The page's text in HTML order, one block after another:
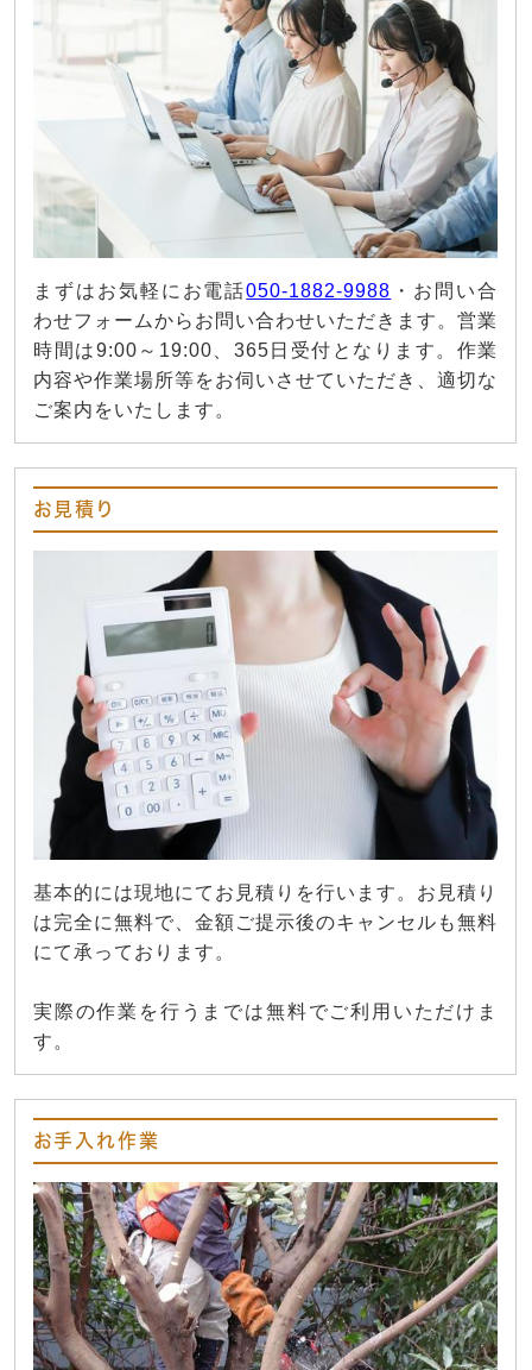
まずはお気軽にお電話050-1882-9988 ・お問い合
わせフォームからお問い合わせいただきます。営業
時間は9:00～19:00、365日受付となります。作業
内容や作業場所等をお伺いさせていただき、適切な
ご案内をいたします。
お見積り
基本的には現地にてお見積りを行います。お見積り
は完全に無料で、金額ご提示後のキャンセルも無料
にて承っております。
実際の作業を行うまでは無料でご利用いただけま
す。
お手入れ作業